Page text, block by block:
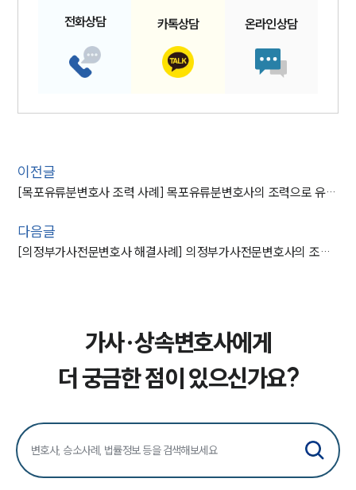
전화상담 카톡상담 온라인상담
이전글
[목포유류분변호사 조력 사례] 목포유류분변호사의 조력으로 유류분 반환 청구 조정성립
다음글
[의정부가사전문변호사 해결사례] 의정부가사전문변호사의 조력으로 의뢰인 친양자입양
가사·상속변호사에게
더 궁금한 점이 있으신가요?